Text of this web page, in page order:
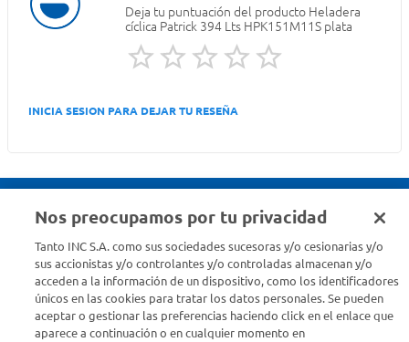
Deja tu puntuación del producto Heladera
cíclica Patrick 394 Lts HPK151M11S plata
INICIA SESION PARA DEJAR TU RESEÑA
Estamos para ayudarte
¿Tenés una consulta? Comunicate con nosotros acá
Nos preocupamos por tu privacidad
Tanto INC S.A. como sus sociedades sucesoras y/o cesionarias y/o
sus accionistas y/o controlantes y/o controladas almacenan y/o
acceden a la información de un dispositivo, como los identificadores
únicos en las cookies para tratar los datos personales. Se pueden
aceptar o gestionar las preferencias haciendo click en el enlace que
aparece a continuación o en cualquier momento en